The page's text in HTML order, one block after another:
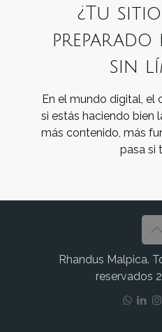
¿Tu
preparado
sin
En el mundo digital, el
si estás haciendo bien
más contenido, más
pasa si
Rhandus Malpica.
reservados